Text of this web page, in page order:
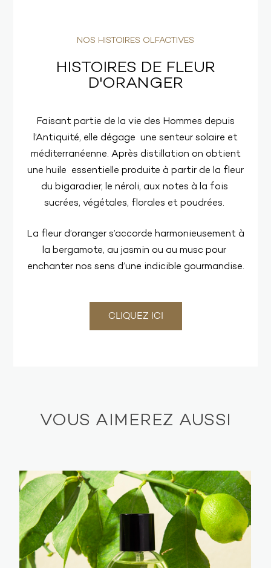
NOS HISTOIRES OLFACTIVES
HISTOIRES DE FLEUR
D'ORANGER
Faisant partie de la vie des Hommes depuis
l’Antiquité, elle dégage une senteur solaire et
méditerranéenne. Après distillation on obtient
une huile essentielle produite à partir de la fleur
du bigaradier, le néroli, aux notes à la fois
sucrées, végétales, florales et poudrées.
La fleur d’oranger s’accorde harmonieusement à
la bergamote, au jasmin ou au musc pour
enchanter nos sens d’une indicible gourmandise.
CLIQUEZ ICI
VOUS AIMEREZ AUSSI